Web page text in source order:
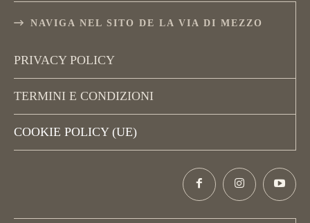
NAVIGA NEL SITO DE LA VIA DI MEZZO
PRIVACY POLICY
TERMINI E CONDIZIONI
COOKIE POLICY (UE)